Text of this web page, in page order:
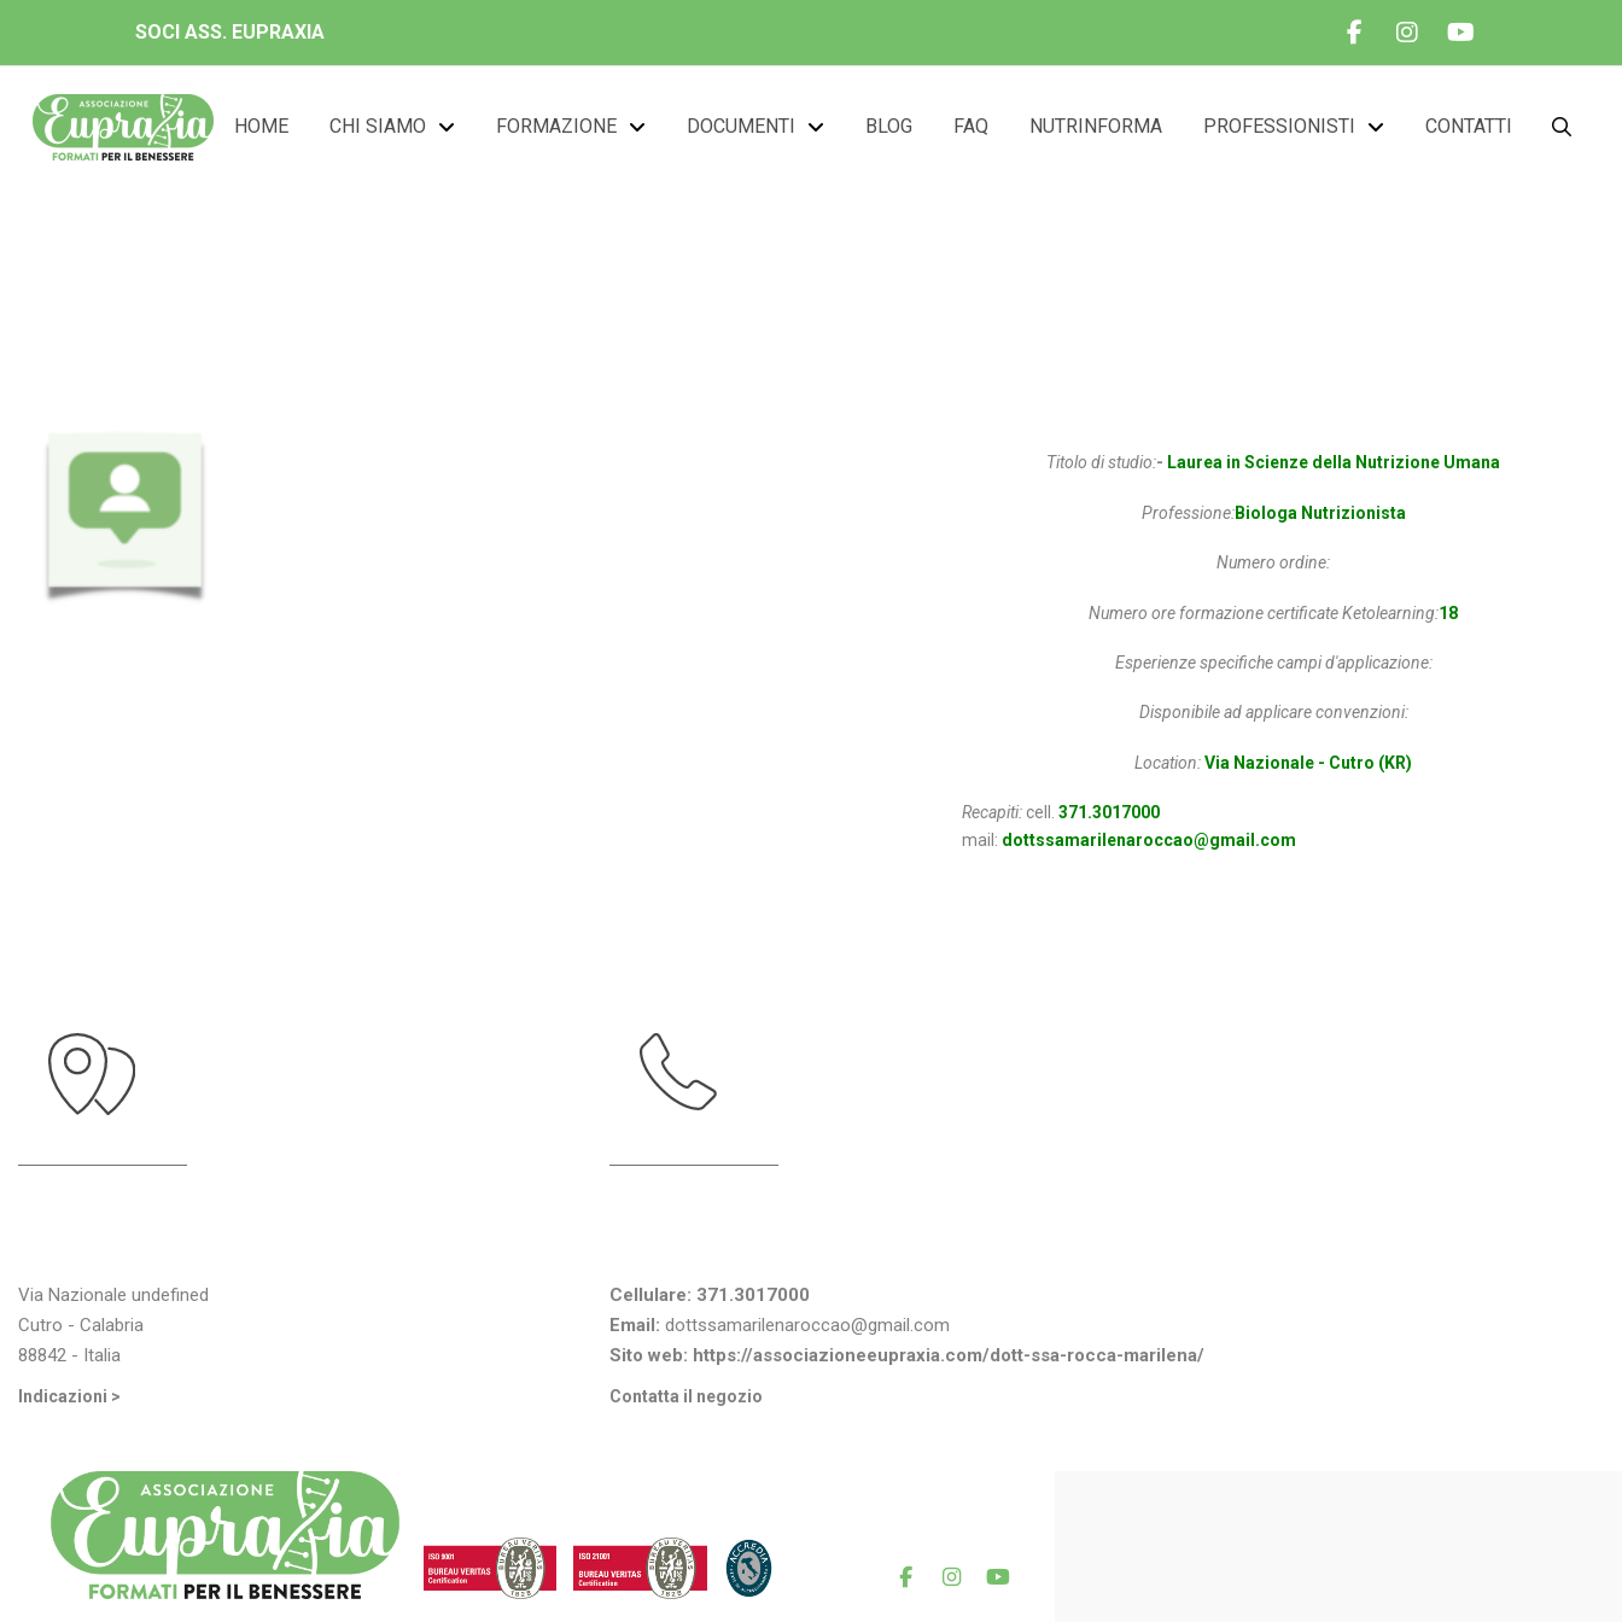
SOCI ASS. EUPRAXIA
HOME CHI SIAMO FORMAZIONE DOCUMENTI BLOG FAQ NUTRINFORMA PROFESSIONISTI CONTATTI
Titolo di studio:- Laurea in Scienze della Nutrizione Umana
Professione:Biologa Nutrizionista
Numero ordine:
Numero ore formazione certificate Ketolearning:18
Esperienze specifiche campi d'applicazione:
Disponibile ad applicare convenzioni:
Location: Via Nazionale - Cutro (KR)
Recapiti:cell. 371.3017000
mail: dottssamarilenaroccao@gmail.com
Via Nazionale undefined
Cutro - Calabria
88842 - Italia
Indicazioni >
Cellulare: 371.3017000
Email: dottssamarilenaroccao@gmail.com
Sito web: https://associazioneeupraxia.com/dott-ssa-rocca-marilena/
Contatta il negozio